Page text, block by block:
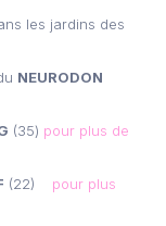
les jardins des
NEURODON
(35) pour plus de
(22) pour plus